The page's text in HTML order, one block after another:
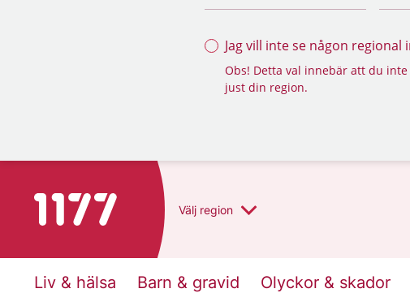
Jag vill inte se någon
Obs! Detta val innebär att du
just din region.
Till startsidan för 1177 Välj region
Liv & hälsa Barn & gravid Olyckor & skador